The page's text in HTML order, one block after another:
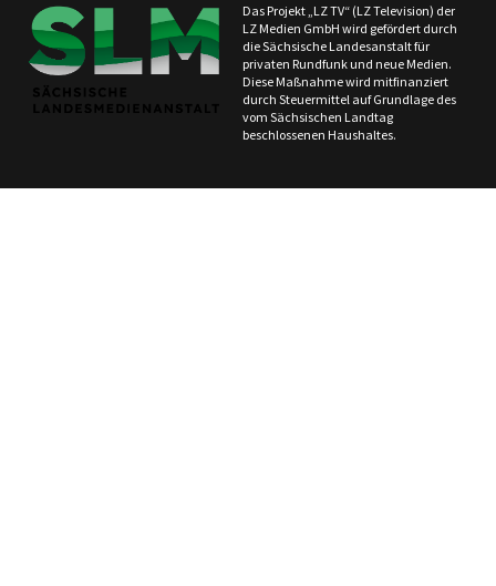
Das Projekt „LZ TV“ (LZ Television) der
LZ Medien GmbH wird gefördert durch
die Sächsische Landesanstalt für
privaten Rundfunk und neue Medien.
Diese Maßnahme wird mitfinanziert
durch Steuermittel auf Grundlage des
vom Sächsischen Landtag
beschlossenen Haushaltes.